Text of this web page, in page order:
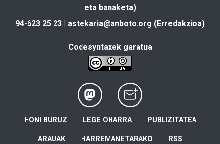
eta banaketa)
94-623 25 23 | astekaria@anboto.org (Erredakzioa)
Codesyntaxek garatua
HONI BURUZ LEGE OHARRA PUBLIZITATEA
ARAUAK HARREMANETARAKO RSS